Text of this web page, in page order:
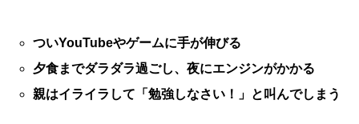
ついYouTubeやゲームに手が伸びる
夕食までダラダラ過ごし、夜にエンジンがかかる
親はイライラして「勉強しなさい！」と叫んでしまう